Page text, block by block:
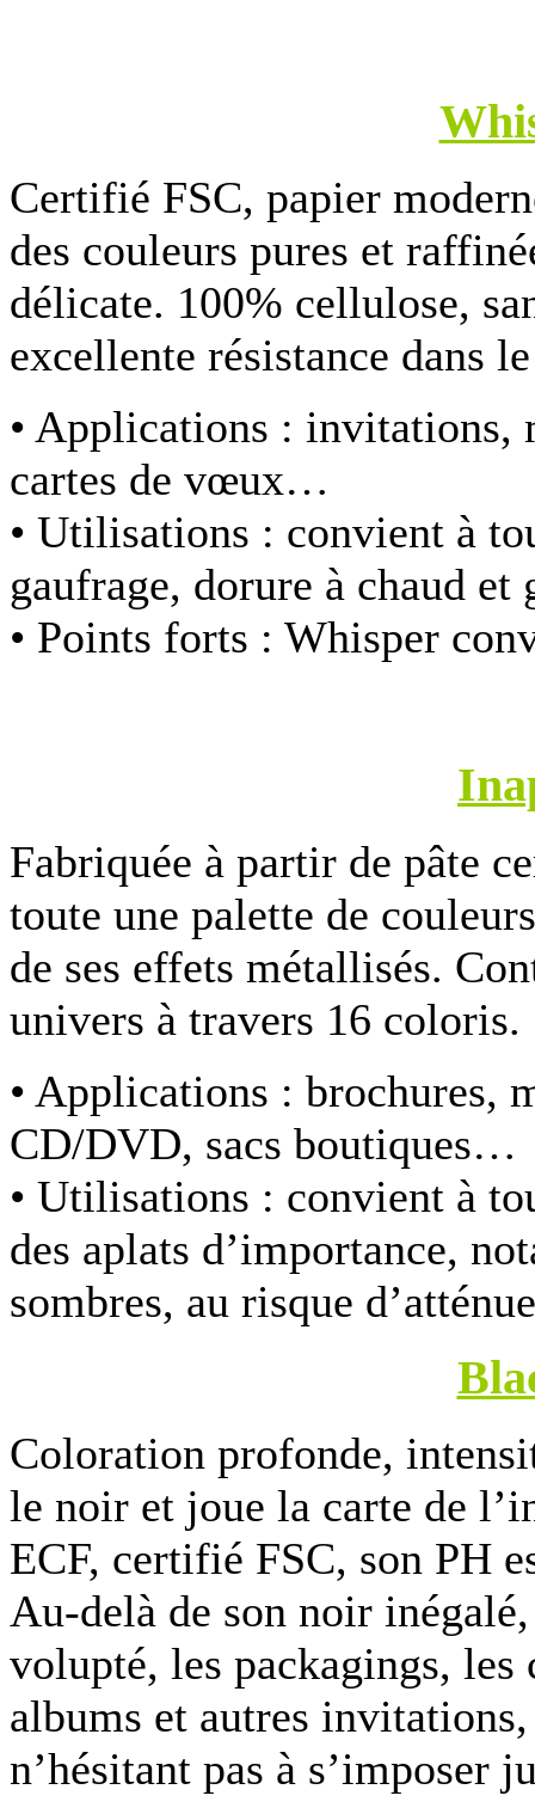
Certifié FSC, papier
des couleurs pures et
délicate. 100% cellulose,
excellente résistance dans
• Applications : invitations,
cartes de vœux…
• Utilisations : convient à
gaufrage, dorure à chaud et
• Points forts : Whisper
Fabriquée à partir de pâte
toute une palette de
de ses effets métallisés.
univers à travers 16 coloris.
• Applications : brochures,
CD/DVD, sacs boutiques…
• Utilisations : convient à
des aplats d’importance,
sombres, au risque
Coloration profonde,
le noir et joue la carte de
ECF, certifié FSC, son PH
Au-delà de son noir
volupté, les packagings, les
albums et autres
n’hésitant pas à s’imposer